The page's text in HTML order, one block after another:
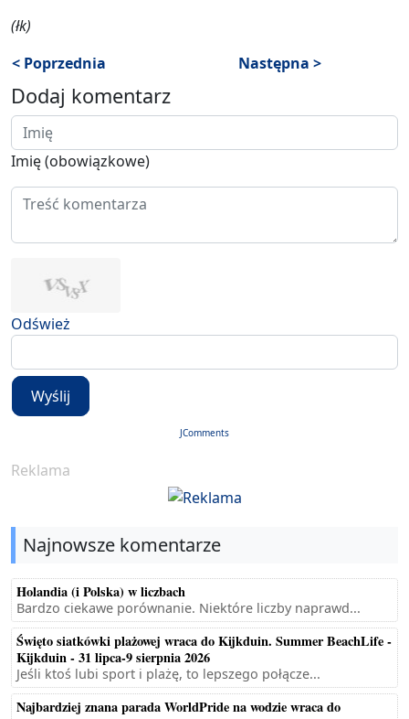
(łk)
< Poprzednia
Następna >
Dodaj komentarz
Imię (obowiązkowe)
Odśwież
Wyślij
JComments
Reklama
Najnowsze komentarze
Holandia (i Polska) w liczbach
Bardzo ciekawe porównanie. Niektóre liczby naprawd...
Święto siatkówki plażowej wraca do Kijkduin. Summer BeachLife -
Kijkduin - 31 lipca-9 sierpnia 2026
Jeśli ktoś lubi sport i plażę, to lepszego połącze...
Najbardziej znana parada WorldPride na wodzie wraca do